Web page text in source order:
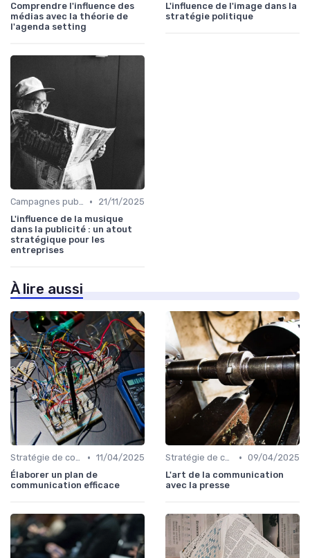
Comprendre l'influence des
médias avec la théorie de
l'agenda setting
L'influence de l'image dans la
stratégie politique
Campagnes publicitaires •
21/11/2025
L'influence de la musique
dans la publicité : un atout
stratégique pour les
entreprises
À lire aussi
Stratégie de communication • 11/04/2025
Élaborer un plan de
communication efficace
Stratégie de communication • 09/04/2025
L'art de la communication
avec la presse